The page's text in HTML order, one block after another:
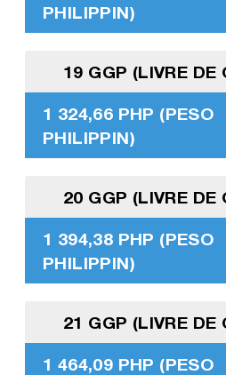
PHILIPPIN)
19 GGP (LIVRE DE
1 324,66 PHP (PESO
PHILIPPIN)
20 GGP (LIVRE DE
1 394,38 PHP (PESO
PHILIPPIN)
21 GGP (LIVRE DE
1 464,09 PHP (PESO